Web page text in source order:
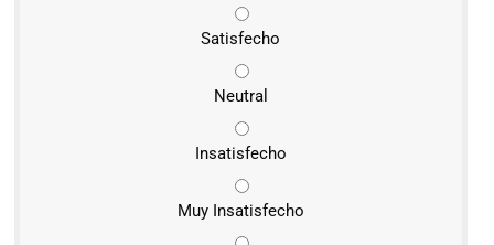
Satisfecho
Neutral
Insatisfecho
Muy Insatisfecho